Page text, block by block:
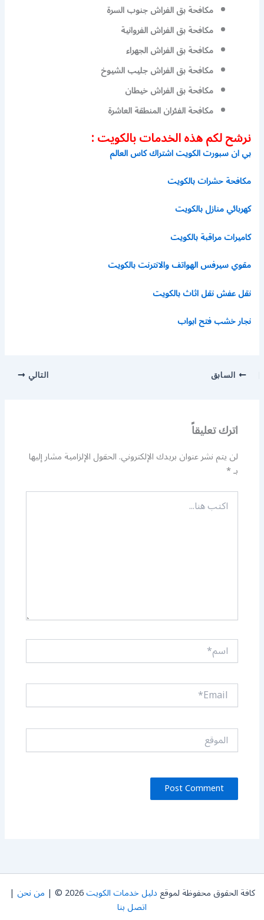
مكافحة بق الفراش جنوب السرة
مكافحة بق الفراش الفروانية
مكافحة بق الفراش الجهراء
مكافحة بق الفراش جليب الشيوخ
مكافحة بق الفراش خيطان
مكافحة الفئران المنطقة العاشرة
نرشح لكم هذه الخدمات بالكويت :
بي ان سبورت الكويت اشتراك كاس العالم
مكافحة حشرات بالكويت
كهربائي منازل بالكويت
كاميرات مراقبة بالكويت
مقوي سيرفس الهواتف والانترنت بالكويت
نقل عفش نقل اثاث بالكويت
نجار خشب فتح ابواب
السابق التالي
اترك تعليقاً
لن يتم نشر عنوان بريدك الإلكتروني.الحقول الإلزامية مشار إليها
بـ*
اكتب
هنا...
اسم*
Email*
الموقع
كافة الحقوق محفوظة لموقعدليل خدمات الكويت2026 © | من نحن |
اتصل بنا